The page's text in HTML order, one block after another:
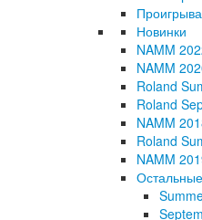
Новинки
NAMM
NAMM
Roland
Roland
NAMM
Roland
NAMM